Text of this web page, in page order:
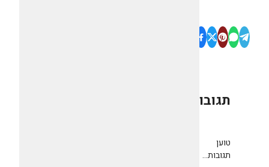
תגובות
טוען
תגובות...